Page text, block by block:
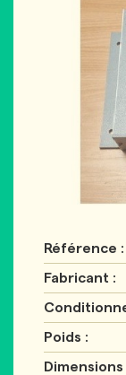
Référence :
Fabricant :
Poids :
Dimensions